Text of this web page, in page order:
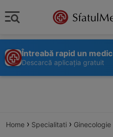
Întreabă rapid un medic
Descarcă aplicația gratuit
Home › Specialitati › Ginecologie